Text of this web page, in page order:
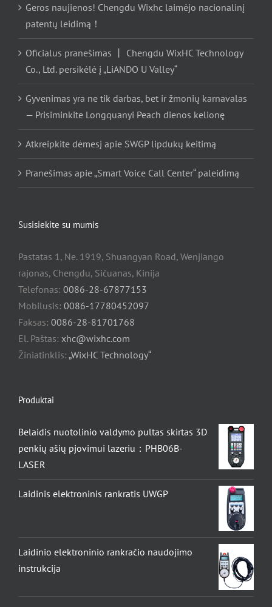
Geros naujienos! Chengdu Wixhc laimėjo nacionalinį
patentų leidimą！
Oficialus pranešimas 丨 Chengdu WixHC Technology
Co., Ltd. persikėlė į „LiANDO U Valley“
Gyvenimas yra ne tik darbas, bet ir žmonių karnavalas
— Prisiminkite Longquanyi Peach dienos kelionę
Atkreipkite dėmesį apie SWGP lipdukų keitimą
Pranešimas apie „Smart Voice Call Center“ paleidimą
Susisiekite su mumis
Pastatas 1, Ne. 1919, Shuangyan Road, Wenjiango
rajonas, Chengdu, Sičuanas, Kinija
Telefonas: 0086-28-67877153
Mobilusis: 0086-17780452097
Faksas: 0086-28-81701768
El. Paštas: xhc@wixhc.com
Žiniatinklis: „WixHC Technology“
Produktai
Belaidis nuotolinio valdymo pultas skirtas 3D
penkių ašių pjovimui lazeriu：PHB06B-
LASER
Laidinis elektroninis rankratis UWGP
Laidinio elektroninio rankračio naudojimo
instrukcija